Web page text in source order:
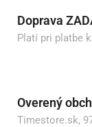
Doprava
Platí pri platbe
Overený
Timestore.sk,